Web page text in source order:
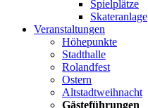
Spielplätze
Skateranlage
Veranstaltungen
Höhepunkte
Stadthalle
Rolandfest
Ostern
Altstadtweihnacht
Gästeführungen